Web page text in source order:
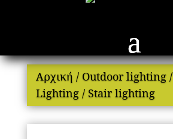
Αρχική / Outdoor lighting/
Lighting/ Stair lighting